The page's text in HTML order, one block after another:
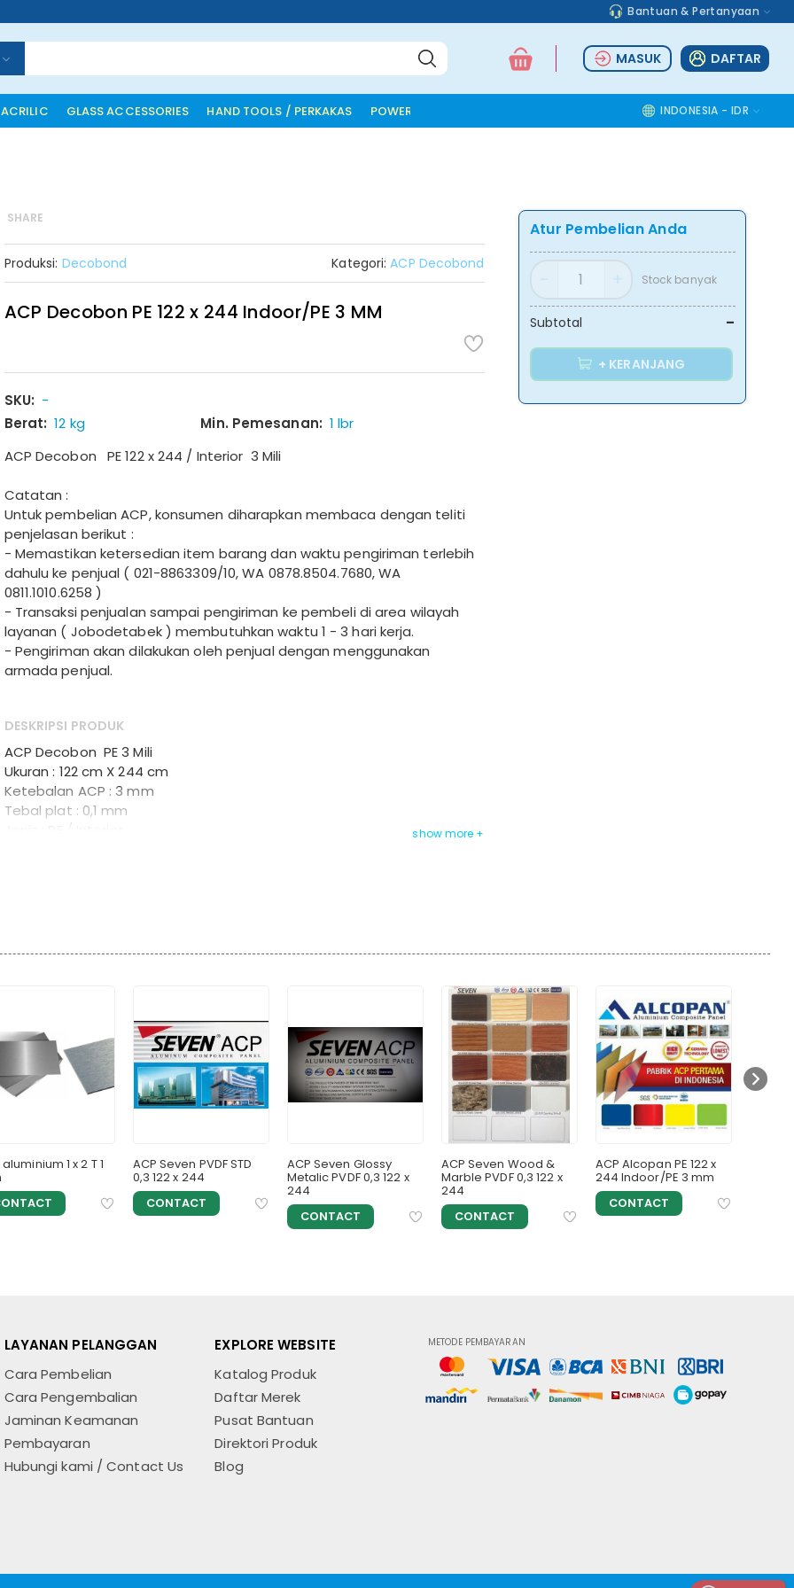
Bantuan & Pertanyaan
MASUK DAFTAR
GLASS ACCESSORIES HAND TOOLS / PERKAKAS POWER TOOLS SAFETY TOOLS
INDONESIA - IDR
SHARE
Produksi: Decobond Kategori:ACP Decobond
ACP Decobon PE 122 x 244 Indoor/PE 3 MM
SKU: -
Berat: 12 kg Min. Pemesanan: 1 lbr
ACP Decobon PE 122 x 244 / Interior 3 Mili
Catatan :
Untuk pembelian ACP, konsumen diharapkan membaca dengan teliti
penjelasan berikut :
- Memastikan ketersedian item barang dan waktu pengiriman terlebih
dahulu ke penjual ( 021-8863309/10, WA 0878.8504.7680, WA
0811.1010.6258 )
- Transaksi penjualan sampai pengiriman ke pembeli di area wilayah
layanan ( Jobodetabek ) membutuhkan waktu 1 - 3 hari kerja.
- Pengiriman akan dilakukan oleh penjual dengan menggunakan
armada penjual.
DESKRIPSI PRODUK
ACP Decobon PE 3 Mili
Ukuran : 122 cm X 244 cm
Ketebalan ACP : 3 mm
Tebal plat : 0,1 mm
Atur Pembelian Anda
Stock banyak
Subtotal -
+ KERANJANG
1 x 2 T 1 ACP Seven PVDF STD
0,3 122 x 244
CONTACT
ACP Seven Glossy
Metalic PVDF 0,3 122 x
244
CONTACT
ACP Seven Wood &
Marble PVDF 0,3 122 x
244
CONTACT
ACP Alcopan PE 122 x
244 Indoor/PE 3 mm
CONTACT
LAYANAN PELANGGAN
Cara Pembelian
Cara Pengembalian
Jaminan Keamanan
Pembayaran
Hubungi kami / Contact Us
EXPLORE WEBSITE
Katalog Produk
Daftar Merek
Pusat Bantuan
Direktori Produk
Blog
METODE PEMBAYARAN